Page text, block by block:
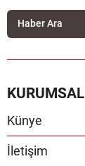
KURUMSAL
Künye
İletişim